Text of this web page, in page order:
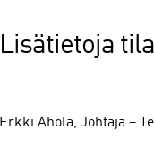
Lisätietoja
Erkki Ahola, Johtaja –